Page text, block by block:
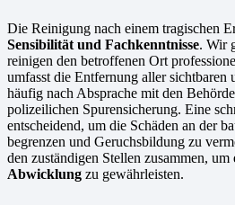
Die Reinigung nach einem tragischen
Sensibilität und Fachkenntnisse. Wir
reinigen den betroffenen Ort
umfasst die Entfernung aller sichtbaren
häufig nach Absprache mit den
polizeilichen Spurensicherung. Eine
entscheidend, um die Schäden an der
begrenzen und Geruchsbildung zu
den zuständigen Stellen zusammen, um
Abwicklung zu gewährleisten.